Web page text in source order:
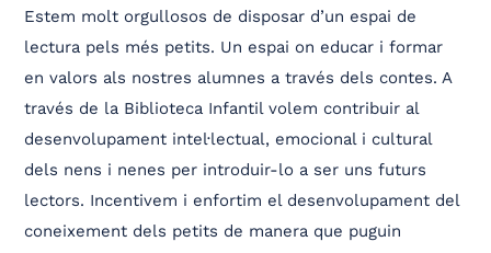
Estem molt orgullosos de disposar d’un espai de
lectura pels més petits. Un espai on educar i formar
en valors als nostres alumnes a través dels contes. A
través de la Biblioteca Infantil volem contribuir al
desenvolupament intel·lectual, emocional i cultural
dels nens i nenes per introduir-lo a ser uns futurs
lectors. Incentivem i enfortim el desenvolupament del
coneixement dels petits de manera que puguin